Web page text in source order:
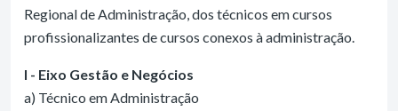
Regional de Administração, dos técnicos em cursos
profissionalizantes de cursos conexos à administração.
I - Eixo Gestão e Negócios
a) Técnico em Administração